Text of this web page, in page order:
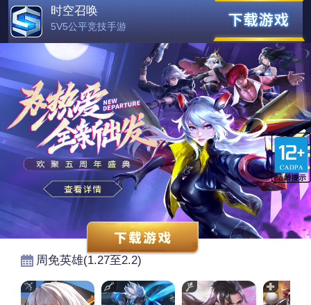
时空召唤
5V5公平竞技手游
周免英雄(1.27至2.2)